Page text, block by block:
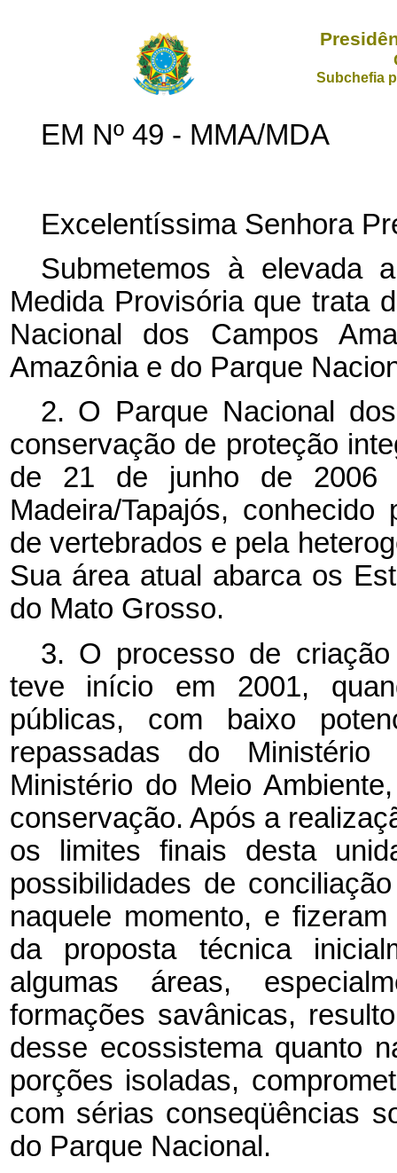
Subchefia
EM Nº 49 - MMA/MDA
Excelentíssima Senhora
Submetemos à elevada
Medida Provisória que trata
Nacional dos Campos
Amazônia e do Parque
2. O Parque Nacional
conservação de proteção
de 21 de junho de 2006
Madeira/Tapajós,
de vertebrados e pela
Sua área atual abarca os
do Mato Grosso.
3. O processo de
teve início em 2001,
públicas, com baixo
repassadas do
Ministério do Meio
conservação. Após a
os limites finais desta
possibilidades de
naquele momento, e
da proposta técnica
algumas áreas,
formações savânicas,
desse ecossistema quanto
porções isoladas,
com sérias conseqüências
do Parque Nacional.